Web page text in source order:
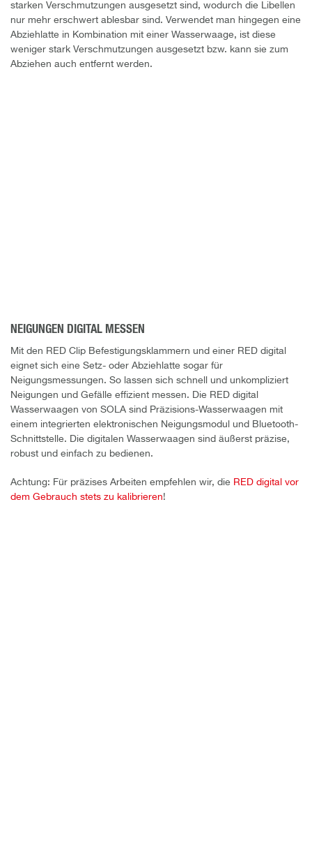
starken Verschmutzungen ausgesetzt sind, wodurch die Libellen
nur mehr erschwert ablesbar sind. Verwendet man hingegen eine
Abziehlatte in Kombination mit einer Wasserwaage, ist diese
weniger stark Verschmutzungen ausgesetzt bzw. kann sie zum
Abziehen auch entfernt werden.
NEIGUNGEN DIGITAL MESSEN
Mit den RED Clip Befestigungsklammern und einer RED digital
eignet sich eine Setz- oder Abziehlatte sogar für
Neigungsmessungen. So lassen sich schnell und unkompliziert
Neigungen und Gefälle effizient messen. Die RED digital
Wasserwaagen von SOLA sind Präzisions-Wasserwaagen mit
einem integrierten elektronischen Neigungsmodul und Bluetooth-
Schnittstelle. Die digitalen Wasserwaagen sind äußerst präzise,
robust und einfach zu bedienen.
Achtung: Für präzises Arbeiten empfehlen wir, die RED digital vor
dem Gebrauch stets zu kalibrieren!